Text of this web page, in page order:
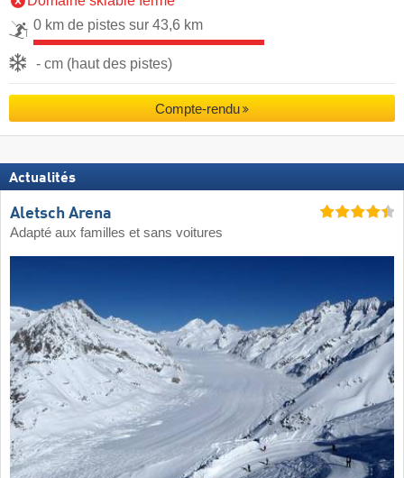
0 km de pistes sur 43,6 km
- cm (haut des pistes)
Compte-rendu
Actualités
Aletsch Arena
Adapté aux familles et sans voitures